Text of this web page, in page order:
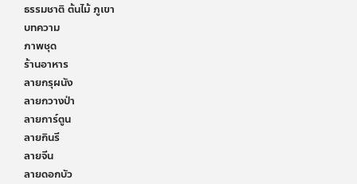
ธรรมชาติ ต้นไม้ ภูเขา
บทความ
ภาพชุด
ร้านอาหาร
ลายกรุผนัง
ลายกวางป่า
ลายการ์ตูน
ลายกินรี
ลายจีน
ลายดอกบัว